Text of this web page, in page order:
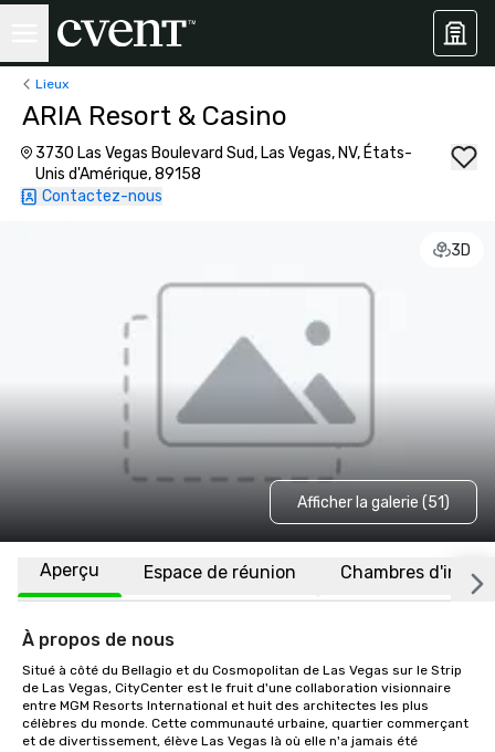
Lieux
ARIA Resort & Casino
3730 Las Vegas Boulevard Sud, Las Vegas, NV, États-
Unis d'Amérique, 89158
Contactez-nous
3D
Afficher la galerie (51)
Aperçu Espace de réunion Chambres
À propos de nous
Situé à côté du Bellagio et du Cosmopolitan de Las Vegas sur le Strip
de Las Vegas, CityCenter est le fruit d'une collaboration visionnaire
entre MGM Resorts International et huit des architectes les plus
célèbres du monde. Cette communauté urbaine, quartier commerçant
et de divertissement, élève Las Vegas là où elle n'a jamais été